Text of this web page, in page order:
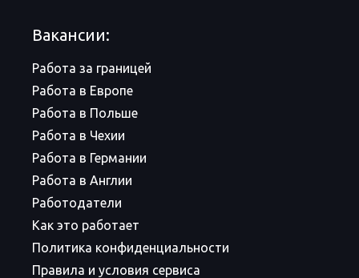
Вакансии:
Работа за границей
Работа в Европе
Работа в Польше
Работа в Чехии
Работа в Германии
Работа в Англии
Работодатели
Как это работает
Политика конфиденциальности
Правила и условия сервиса